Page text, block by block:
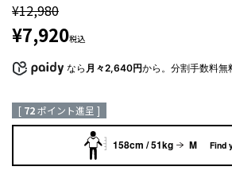
¥12,980
¥7,920税込
なら 月々2,640円から。分割手数料無
[ 72ポイント進呈 ]
158cm / 51kg M Find